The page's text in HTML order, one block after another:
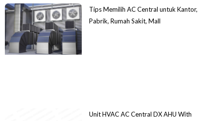
Tips Memilih AC Central untuk Kantor,
Pabrik, Rumah Sakit, Mall
Unit HVAC AC Central DX AHU With